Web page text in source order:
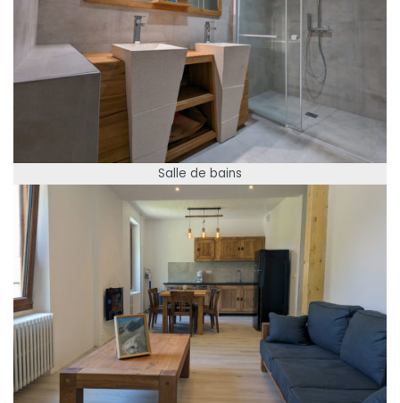
Salle de bains